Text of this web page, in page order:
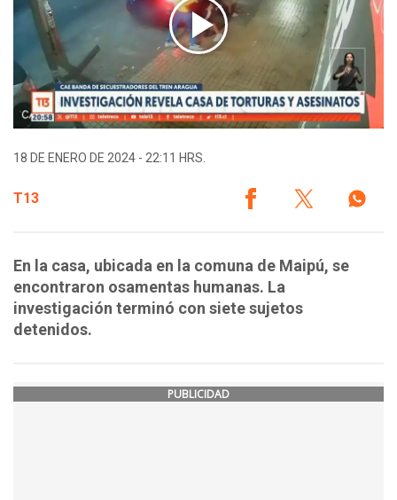
18 DE ENERO DE 2024 - 22:11 HRS.
T13
En la casa, ubicada en la comuna de Maipú, se
encontraron osamentas humanas. La
investigación terminó con siete sujetos
detenidos.
PUBLICIDAD